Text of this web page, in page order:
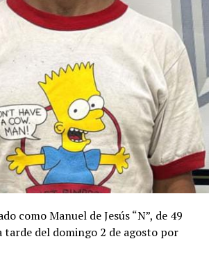
como Manuel de Jesús “N”, de 49
tarde del domingo 2 de agosto por